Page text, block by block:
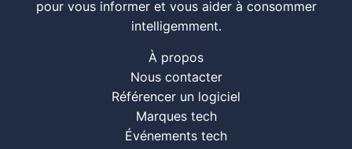
pour vous informer et vous aider à consommer
intelligemment.
À propos
Nous contacter
Référencer un logiciel
Marques tech
Événements tech